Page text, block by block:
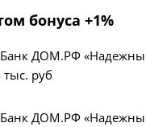
бонуса +1%
ДОМ.РФ
руб
ДОМ.РФ